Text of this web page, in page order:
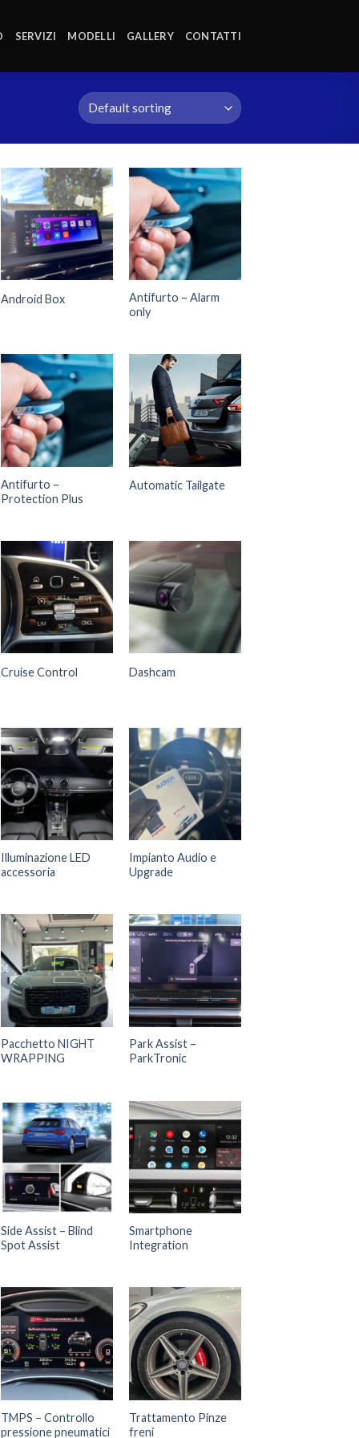
SERVIZI MODELLI GALLERY CONTATTI
Android Box
Antifurto – Alarm
only
Antifurto –
Protection Plus
Automatic Tailgate
Cruise Control Dashcam
Illuminazione LED
accessoria
Impianto Audio e
Upgrade
Pacchetto NIGHT
WRAPPING
Park Assist –
ParkTronic
Side Assist – Blind
Spot Assist
Smartphone
Integration
TMPS – Controllo
pressione pneumatici
Trattamento Pinze
freni